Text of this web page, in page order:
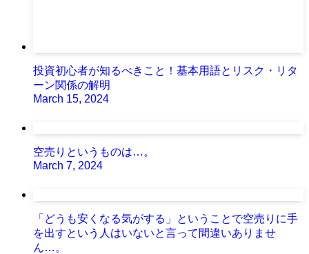
投資初心者が知るべきこと！基本用語とリスク・リタ
ーン関係の解明
March 15, 2024
空売りというものは…。
March 7, 2024
「どうも安くなる気がする」ということで空売りに手
を出すという人はいないと言って間違いありませ
ん…。